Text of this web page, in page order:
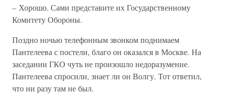
– Хорошо. Сами представите их Государственному
Комитету Обороны.
Поздно ночью телефонным звонком поднимаем
Пантелеева с постели, благо он оказался в Москве. На
заседании ГКО чуть не произошло недоразумение.
Пантелеева спросили, знает ли он Волгу. Тот ответил,
что ни разу там не был.